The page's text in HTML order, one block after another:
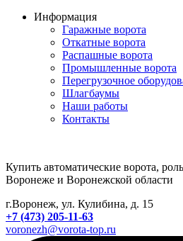
Информация
Гаражные ворота
Откатные ворота
Распашные ворота
Промышленные ворота
Перегрузочное
Шлагбаумы
Наши работы
Контакты
Купить автоматические ворота,
Воронеже и Воронежской области
г.Воронеж, ул. Кулибина, д. 15
+7 (473) 205-11-63
voronezh@vorota-top.ru